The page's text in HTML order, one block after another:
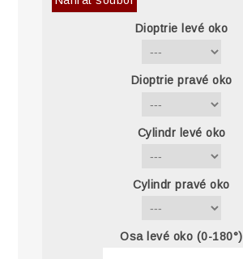
Dioptrie levé oko
Dioptrie pravé oko
Cylindr levé oko
Cylindr pravé oko
Osa levé oko (0-180°)